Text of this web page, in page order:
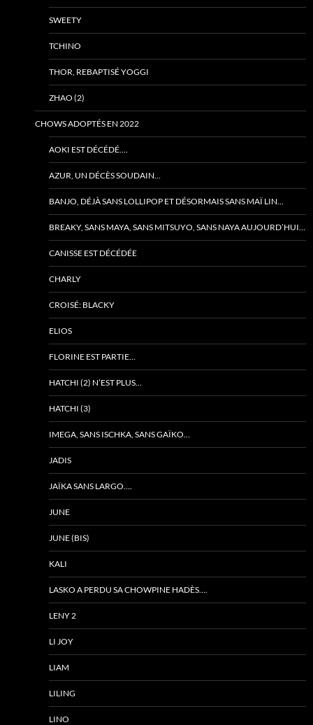
SWEETY
TCHINO
THOR, REBAPTISÉ YOGGI
ZHAO (2)
CHOWS ADOPTÉS EN 2022
AOKI EST DÉCÉDÉ….
AZUR, UN DÉCÈS SOUDAIN…
BANJO, DÉJÀ SANS LOLLIPOP ET DÉSORMAIS SANS MAÏ LIN…
BREAKY, SANS MAYA, SANS MITSUYO, SANS NAYA AUJOURD’HUI…
CANISSE EST DÉCÉDÉE
CHARLY
CROISÉ: BLACKY
ELIOS
FLORINE EST PARTIE…
HATCHI (2) N’EST PLUS…
HATCHI (3)
IMEGA, SANS ISCHKA, SANS GAÏKO…
JADIS
JAÏKA SANS LARGO….
JUNE
JUNE (BIS)
KALI
LASKO A PERDU SA CHOWPINE HADÈS….
LENY 2
LI JOY
LIAM
LILING
LINO